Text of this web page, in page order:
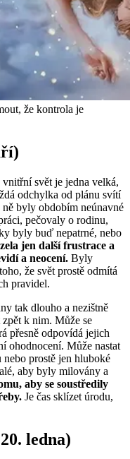
že kontrola je
svět je jedna velká,
odchylka od plánu svítí
byly obdobím neúnavné
pečovaly o rodinu,
byly buď nepatrné, nebo
jen další frustrace a
a neocení. Byly
že svět prostě odmítá
pravidel.
tak dlouho a nezištně
k nim. Může se
přesně odpovídá jejich
ohodnocení. Může nastat
prostě jen hluboké
aby byly milovány a
aby se soustředily
Je čas sklízet úrodu,
ledna)